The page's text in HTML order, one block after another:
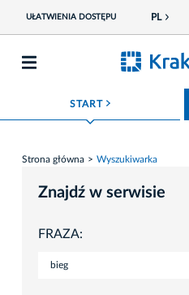
UŁATWIENIA DOSTĘPU PL
START ROZWIŃ MENU
Strona główna Wyszukiwarka
Znajdź w serwisie
FRAZA: